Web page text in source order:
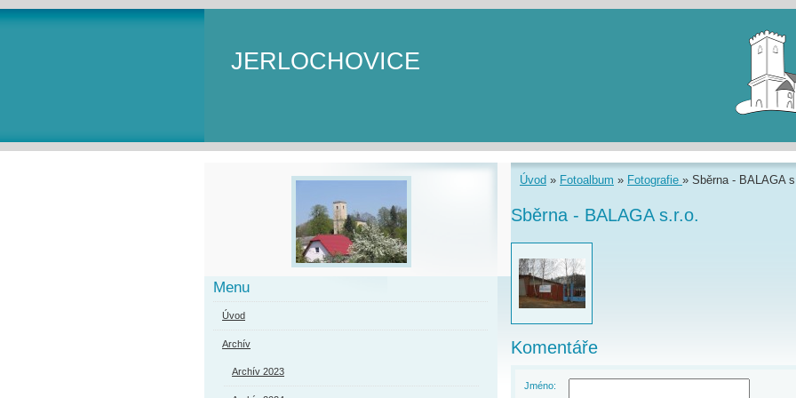
JERLOCHOVICE
Úvod » Fotoalbum » Fotografie » Sběrna - BALAGA
Sběrna - BALAGA s.r.o.
Komentáře
Jméno:
Menu
Úvod
Archív
Archív 2023